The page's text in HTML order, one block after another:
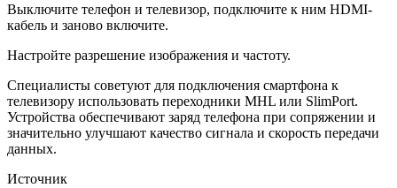
Выключите телефон и телевизор, подключите к ним HDMI-
кабель и заново включите.
Настройте разрешение изображения и частоту.
Специалисты советуют для подключения смартфона к
телевизору использовать переходники MHL или SlimPort.
Устройства обеспечивают заряд телефона при сопряжении и
значительно улучшают качество сигнала и скорость передачи
данных.
Источник